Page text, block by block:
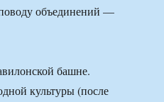
объединений —
башне.
культуры (после